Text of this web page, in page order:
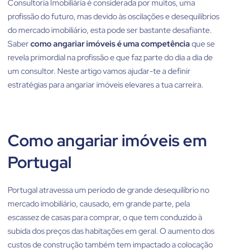
Consultoria Imobiliária é considerada por muitos, uma
profissão do futuro, mas devido às oscilações e desequilíbrios
do mercado imobiliário, esta pode ser bastante desafiante.
Sabercomo angariar imóveisé uma competênciaque se
revela primordial na profissão e que faz parte do dia a dia de
um consultor. Neste artigo vamos ajudar-te a definir
estratégias para angariar imóveiselevares a tua carreira.
Como angariar imóveis em
Portugal
Portugal atravessa um período de grande desequilíbrio no
mercado imobiliário, causado, em grande parte, pela
escassez de casas para comprar, o que tem conduzido à
subida dos preços das habitações em geral. O aumento dos
custos de construção também tem impactado a colocação